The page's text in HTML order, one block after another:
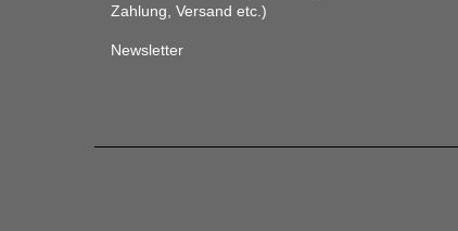
Zahlung, Versand etc.)
Newsletter